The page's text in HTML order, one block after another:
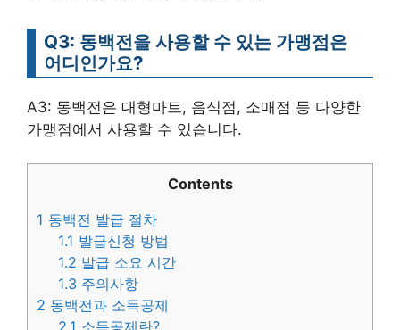
Q3: 동백전을 사용할 수 있는 가맹점은
어디인가요?
A3: 동백전은 대형마트, 음식점, 소매점 등 다양한
가맹점에서 사용할 수 있습니다.
Contents
1 동백전 발급 절차
1.1 발급신청 방법
1.2 발급 소요 시간
1.3 주의사항
2 동백전과 소득공제